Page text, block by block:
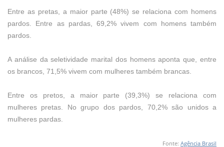
Entre as pretas, a maior parte (48%) se relaciona com homens
pardos. Entre as pardas, 69,2% vivem com homens também
pardos.
A análise da seletividade marital dos homens aponta que, entre
os brancos, 71,5% vivem com mulheres também brancas.
Entre os pretos, a maior parte (39,3%) se relaciona com
mulheres pretas. No grupo dos pardos, 70,2% são unidos a
mulheres pardas.
Fonte: Agência Brasil